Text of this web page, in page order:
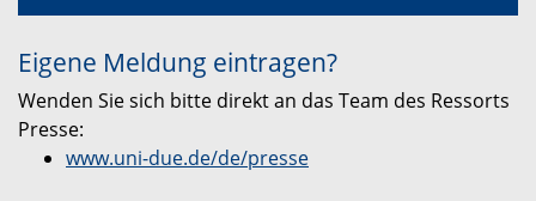
Eigene Meldung eintragen?
Wenden Sie sich bitte direkt an das Team des Ressorts
Presse:
www.uni-due.de/de/presse